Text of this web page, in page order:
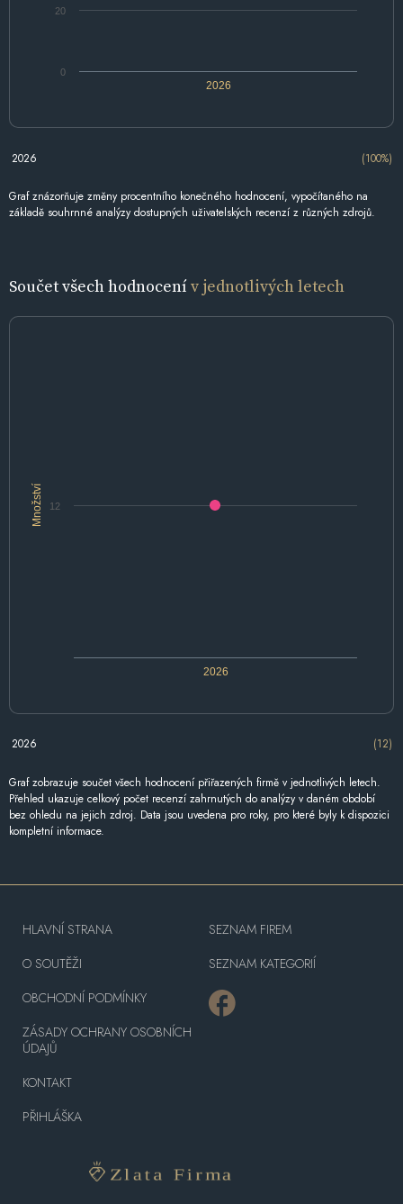
2026
0
20
2026 (100%)
Graf znázorňuje změny procentního konečného hodnocení, vypočítaného na
základě souhrnné analýzy dostupných uživatelských recenzí z různých zdrojů.
Součet všech hodnocenív jednotlivých letech
Množství
2026
12
2026 (12)
Graf zobrazuje součet všech hodnocení přiřazených firmě v jednotlivých letech.
Přehled ukazuje celkový počet recenzí zahrnutých do analýzy v daném období
bez ohledu na jejich zdroj. Data jsou uvedena pro roky, pro které byly k dispozici
kompletní informace.
HLAVNÍ STRANA
O SOUTĚŽI
OBCHODNÍ PODMÍNKY
ZÁSADY OCHRANY OSOBNÍCH
ÚDAJŮ
KONTAKT
PŘIHLÁŠKA
SEZNAM FIREM
SEZNAM KATEGORIÍ